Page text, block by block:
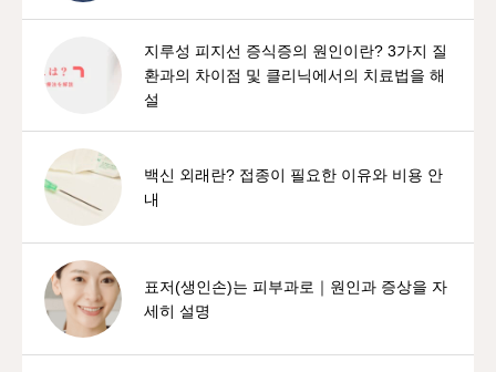
지루성 피지선 증식증의 원인이란? 3가지 질
환과의 차이점 및 클리닉에서의 치료법을 해
설
백신 외래란? 접종이 필요한 이유와 비용 안
내
표저(생인손)는 피부과로｜원인과 증상을 자
세히 설명